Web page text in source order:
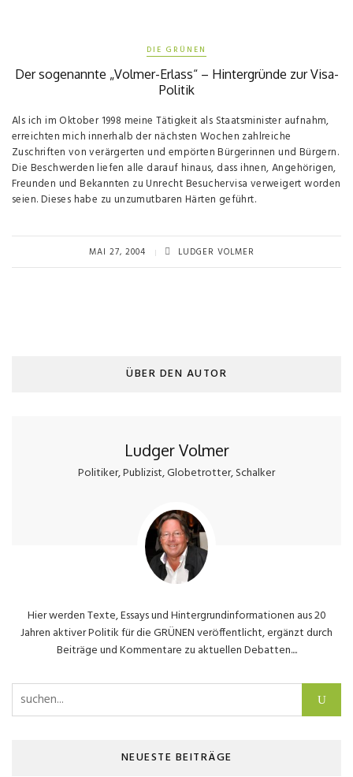
DIE GRÜNEN
Der sogenannte „Volmer-Erlass“ – Hintergründe zur Visa-
Politik
Als ich im Oktober 1998 meine Tätigkeit als Staatsminister aufnahm,
erreichten mich innerhalb der nächsten Wochen zahlreiche
Zuschriften von verärgerten und empörten Bürgerinnen und Bürgern.
Die Beschwerden liefen alle darauf hinaus, dass ihnen, Angehörigen,
Freunden und Bekannten zu Unrecht Besuchervisa verweigert worden
seien. Dieses habe zu unzumutbaren Härten geführt.
MAI 27, 2004 LUDGER VOLMER
ÜBER DEN AUTOR
Ludger Volmer
Politiker, Publizist, Globetrotter, Schalker
Hier werden Texte, Essays und Hintergrundinformationen aus 20
Jahren aktiver Politik für die GRÜNEN veröffentlicht, ergänzt durch
Beiträge und Kommentare zu aktuellen Debatten....
Suchen nach:
NEUESTE BEITRÄGE